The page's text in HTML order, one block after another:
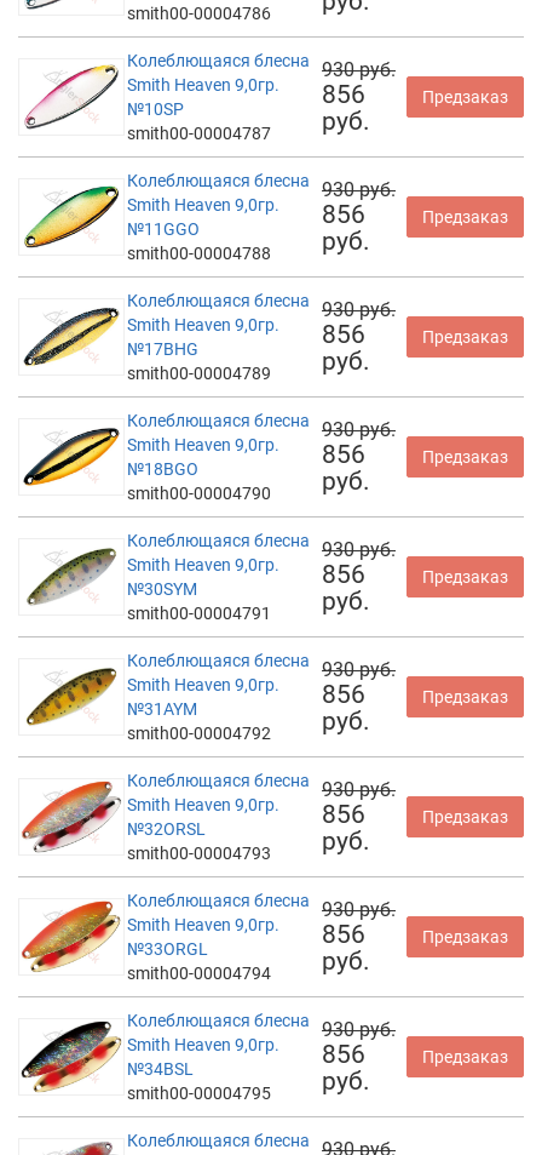
smith00-00004786
Колеблющаяся блесна
Smith Heaven 9,0гр.
№10SP
smith00-00004787
930 руб.
856
руб.
Предзаказ
Колеблющаяся блесна
Smith Heaven 9,0гр.
№11GGO
smith00-00004788
930 руб.
856
руб.
Предзаказ
Колеблющаяся блесна
Smith Heaven 9,0гр.
№17BHG
smith00-00004789
930 руб.
856
руб.
Предзаказ
Колеблющаяся блесна
Smith Heaven 9,0гр.
№18BGO
smith00-00004790
930 руб.
856
руб.
Предзаказ
Колеблющаяся блесна
Smith Heaven 9,0гр.
№30SYM
smith00-00004791
930 руб.
856
руб.
Предзаказ
Колеблющаяся блесна
Smith Heaven 9,0гр.
№31AYM
smith00-00004792
930 руб.
856
руб.
Предзаказ
Колеблющаяся блесна
Smith Heaven 9,0гр.
№32ORSL
smith00-00004793
930 руб.
856
руб.
Предзаказ
Колеблющаяся блесна
Smith Heaven 9,0гр.
№33ORGL
smith00-00004794
930 руб.
856
руб.
Предзаказ
Колеблющаяся блесна
Smith Heaven 9,0гр.
№34BSL
smith00-00004795
930 руб.
856
руб.
Предзаказ
Колеблющаяся блесна
930 руб.